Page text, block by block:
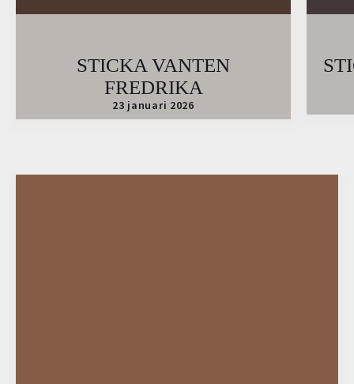
STICKA VANTEN
FREDRIKA
23 januari 2026